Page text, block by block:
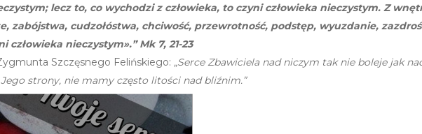
lecz to, co wychodzi z człowieka, to czyni człowieka nieczystym. Z
zabójstwa, cudzołóstwa, chciwość, przewrotność, podstęp, wyuzdanie,
nieczystym».” Mk 7, 21-23
Szczęsnego Felińskiego: „Serce Zbawiciela nad niczym tak nie boleje jak
strony, nie mamy często litości nad bliźnim.”